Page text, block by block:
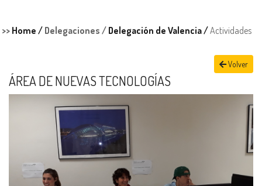
>> Home / Delegaciones / Delegación de Valencia /Actividades
Volver
ÁREA DE NUEVAS TECNOLOGÍAS